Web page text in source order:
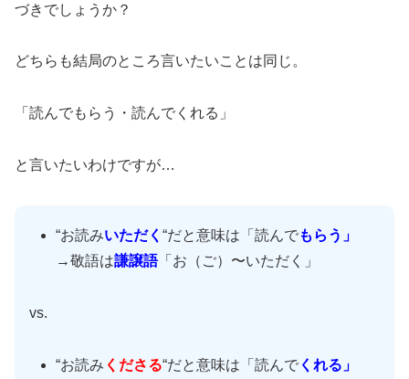
づきでしょうか？
どちらも結局のところ言いたいことは同じ。
「読んでもらう・読んでくれる」
と言いたいわけですが…
“お読みいただく“だと意味は「読んでもらう」
→敬語は謙譲語「お（ご）〜いただく」
vs.
“お読み くださる“だと意味は「読んで くれる」